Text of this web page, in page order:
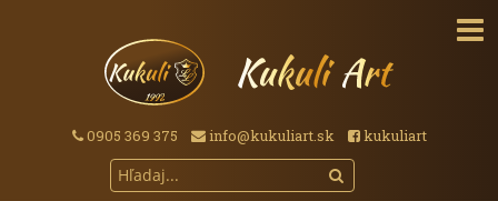
0905 369 375 info@kukuliart.sk kukuliart